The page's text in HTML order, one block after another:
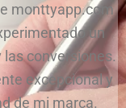
monttyapp.com
un
conversiones.
excepcional y
de mi marca.